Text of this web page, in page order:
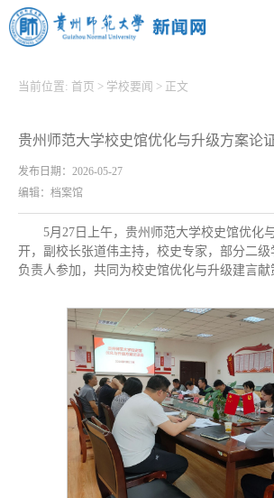
当前位置: 首页 > 学校要闻 > 正文
贵州师范大学校史馆优化与升级方案论
发布日期：2026-05-27
编辑：档案馆
5月27日上午，贵州师范大学校史馆优化
开，副校长张道伟主持，校史专家，部分二级
负责人参加，共同为校史馆优化与升级建言献